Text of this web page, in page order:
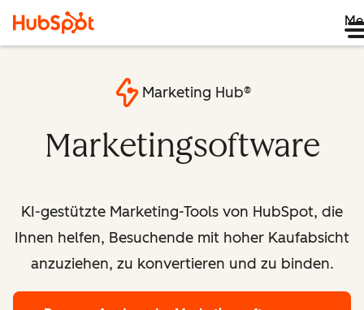
Marketing Hub®
Marketingsoftware
KI-gestützte Marketing-Tools von HubSpot, die
Ihnen helfen, Besuchende mit hoher Kaufabsicht
anzuziehen, zu konvertieren und zu binden.